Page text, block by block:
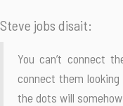
Steve jobs disait:
You can’t connect
connect them
the dots will